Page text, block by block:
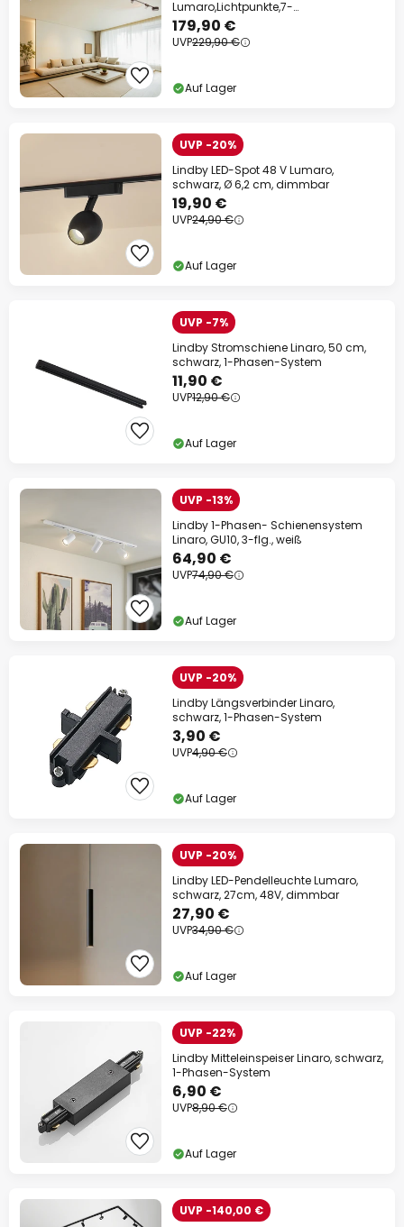
Lumaro,Lichtpunkte,7-
flg.,schwarz,48V,dimmbar
179,90 €
UVP229,90 €
Auf Lager
UVP -20%
Lindby LED-Spot 48 V Lumaro,
schwarz, Ø 6,2 cm, dimmbar
19,90 €
UVP24,90 €
Auf Lager
UVP -7%
Lindby Stromschiene Linaro, 50 cm,
schwarz, 1-Phasen-System
11,90 €
UVP12,90 €
Auf Lager
UVP -13%
Lindby 1-Phasen- Schienensystem
Linaro, GU10, 3-flg., weiß
64,90 €
UVP74,90 €
Auf Lager
UVP -20%
Lindby Längsverbinder Linaro,
schwarz, 1-Phasen-System
3,90 €
UVP4,90 €
Auf Lager
UVP -20%
Lindby LED-Pendelleuchte Lumaro,
schwarz, 27cm, 48V, dimmbar
27,90 €
UVP34,90 €
Auf Lager
UVP -22%
Lindby Mitteleinspeiser Linaro, schwarz,
1-Phasen-System
6,90 €
UVP8,90 €
Auf Lager
UVP -140,00 €